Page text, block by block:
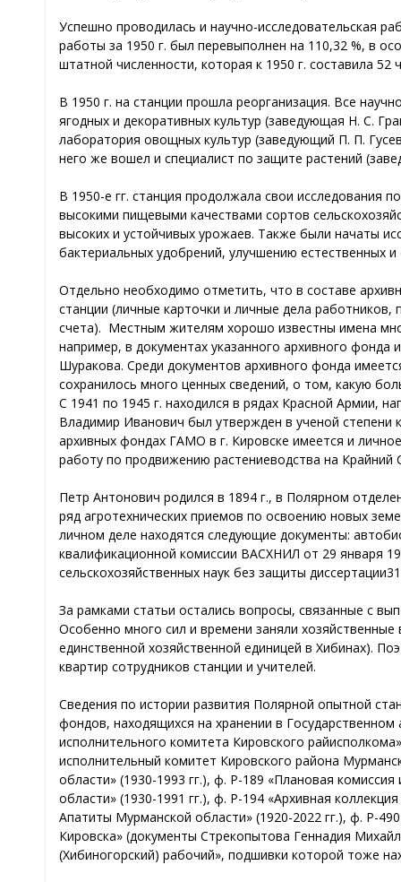
Успешно проводилась и научно-исследовательская
работы за 1950 г. был перевыполнен на 110,32 %, в
штатной численности, которая к 1950 г. составила 52
В 1950 г. на станции прошла реорганизация. Все
ягодных и декоративных культур (заведующая Н. С.
лаборатория овощных культур (заведующий П. П.
него же вошел и специалист по защите растений
В 1950-е гг. станция продолжала свои исследования
высокими пищевыми качествами сортов
высоких и устойчивых урожаев. Также были начаты
бактериальных удобрений, улучшению естественных
Отдельно необходимо отметить, что в составе
станции (личные карточки и личные дела
счета). Местным жителям хорошо известны имена
например, в документах указанного архивного
Шуракова. Среди документов архивного фонда
сохранилось много ценных сведений, о том, какую
С 1941 по 1945 г. находился в рядах Красной Армии,
Владимир Иванович был утвержден в ученой степени
архивных фондах ГАМО в г. Кировске имеется и
работу по продвижению растениеводства на Крайний
Петр Антонович родился в 1894 г., в Полярном
ряд агротехнических приемов по освоению новых
личном деле находятся следующие документы:
квалификационной комиссии ВАСХНИЛ от 29 января
сельскохозяйственных наук без защиты
За рамками статьи остались вопросы, связанные с
Особенно много сил и времени заняли
единственной хозяйственной единицей в Хибинах).
квартир сотрудников станции и учителей.
Сведения по истории развития Полярной опытной
фондов, находящихся на хранении в Государственном
исполнительного комитета Кировского
исполнительный комитет Кировского района
области» (1930-1993 гг.), ф. Р-189 «Плановая
области» (1930-1991 гг.), ф. Р-194 «Архивная
Апатиты Мурманской области» (1920-2022 гг.), ф. Р-
Кировска» (документы Стрекопытова Геннадия
(Хибиногорский) рабочий», подшивки которой тоже